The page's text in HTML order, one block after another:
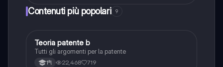
Contenuti più popolari 9
Altro
Teoria patente b
Tutti gli argomenti per la patente
1ªl 22,468 719